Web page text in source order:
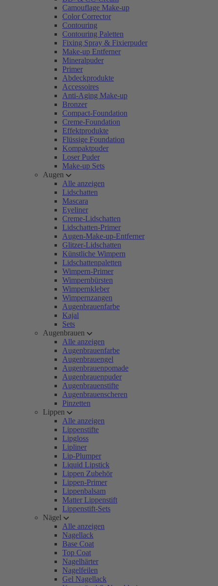
Camouflage Make-up
Color Corrector
Contouring
Contouring Paletten
Fixing Spray & Fixierpuder
Make-up Entferner
Mineralpuder
Primer
Abdeckprodukte
Accessoires
Anti-Aging Make-up
Bronzer
Compact-Foundation
Creme-Foundation
Effektprodukte
Flüssige Foundation
Kompaktpuder
Loser Puder
Make-up Sets
Augen
Alle anzeigen
Lidschatten
Mascara
Eyeliner
Creme-Lidschatten
Lidschatten-Primer
Augen-Make-up-Entferner
Glitzer-Lidschatten
Künstliche Wimpern
Lidschattenpaletten
Wimpern-Primer
Wimpernbürsten
Wimpernkleber
Wimpernzangen
Augenbrauenfarbe
Kajal
Sets
Augenbrauen
Alle anzeigen
Augenbrauenfarbe
Augenbrauengel
Augenbrauenpomade
Augenbrauenpuder
Augenbrauenstifte
Augenbrauenscheren
Pinzetten
Lippen
Alle anzeigen
Lippenstifte
Lipgloss
Lipliner
Lip-Plumper
Liquid Lipstick
Lippen Zubehör
Lippen-Primer
Lippenbalsam
Matter Lippenstift
Lippenstift-Sets
Nägel
Alle anzeigen
Nagellack
Base Coat
Top Coat
Nagelhärter
Nagelfeilen
Gel Nagellack